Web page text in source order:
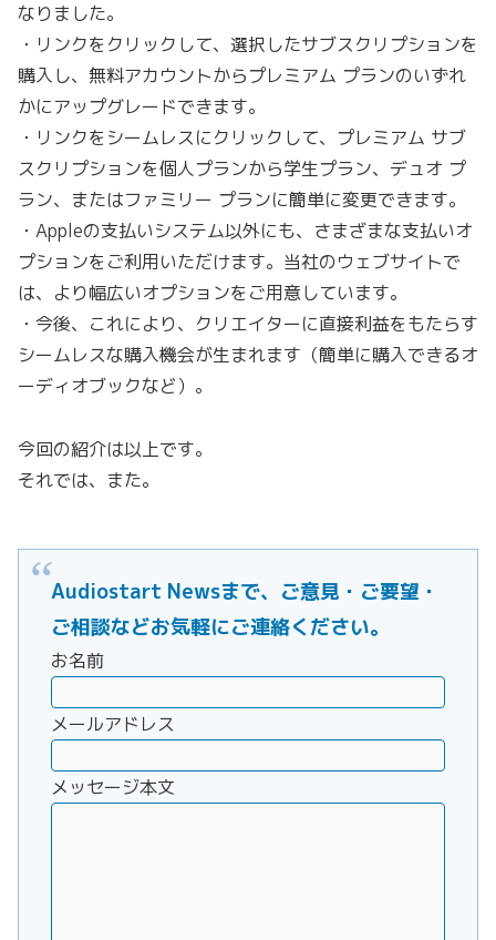
なりました。
・リンクをクリックして、選択したサブスクリプションを
購入し、無料アカウントからプレミアム プランのいずれ
かにアップグレードできます。
・リンクをシームレスにクリックして、プレミアム サブ
スクリプションを個人プランから学生プラン、デュオ プ
ラン、またはファミリー プランに簡単に変更できます。
・Appleの支払いシステム以外にも、さまざまな支払いオ
プションをご利用いただけます。当社のウェブサイトで
は、より幅広いオプションをご用意しています。
・今後、これにより、クリエイターに直接利益をもたらす
シームレスな購入機会が生まれます（簡単に購入できるオ
ーディオブックなど）。
今回の紹介は以上です。
それでは、また。
Audiostart Newsまで、ご意見・ご要望・
ご相談などお気軽にご連絡ください。
お名前
メールアドレス
メッセージ本文